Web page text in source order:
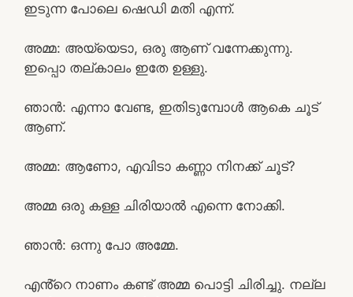
ഇടുന്ന പോലെ ഷെഡി മതി എന്ന്.
അമ്മ: അയ്യെടാ, ഒരു ആണ് വന്നേക്കുന്നു.
ഇപ്പൊ തല്കാലം ഇതേ ഉള്ളു.
ഞാൻ: എന്നാ വേണ്ട, ഇതിടുമ്പോൾ ആകെ ചൂട്
ആണ്.
അമ്മ: ആണോ, എവിടാ കണ്ണാ നിനക്ക് ചൂട്?
അമ്മ ഒരു കള്ള ചിരിയാൽ എന്നെ നോക്കി.
ഞാൻ: ഒന്നു പോ അമ്മേ.
എൻ്റെ നാണം കണ്ട് അമ്മ പൊട്ടി ചിരിച്ചു. നല്ല